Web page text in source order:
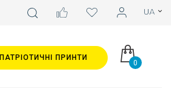
0
ПАТРІОТИЧНІ ПРИНТИ